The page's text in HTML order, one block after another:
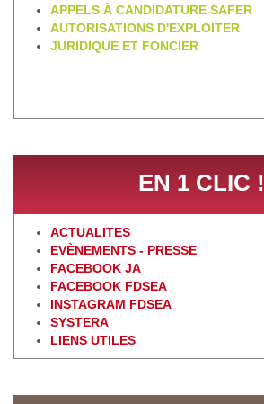
APPELS À CANDIDATURE SAFER
AUTORISATIONS D'EXPLOITER
JURIDIQUE ET FONCIER
EN 1 CLIC !
ACTUALITES
EVÈNEMENTS - PRESSE
FACEBOOK JA
FACEBOOK FDSEA
INSTAGRAM FDSEA
SYSTERA
LIENS UTILES